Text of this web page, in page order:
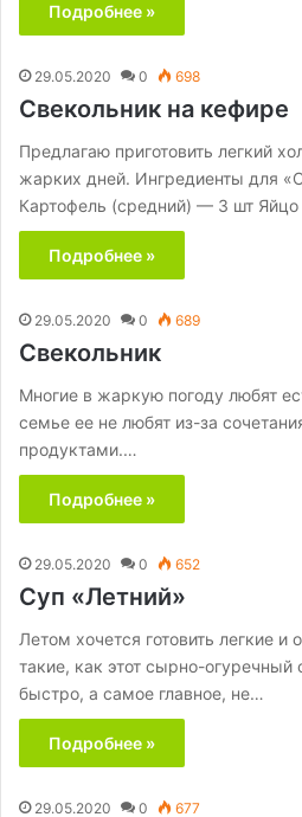
Подробнее »
29.05.2020 0 698
Свекольник на кефире
Предлагаю приготовить легкий
жарких дней. Ингредиенты для
Картофель (средний) — 3 шт
Подробнее »
29.05.2020 0 689
Свекольник
Многие в жаркую погоду любят
семье ее не любят из-за
продуктами.…
Подробнее »
29.05.2020 0 652
Суп «Летний»
Летом хочется готовить легкие
такие, как этот сырно-огуречный
быстро, а самое главное, не…
Подробнее »
29.05.2020 0 677